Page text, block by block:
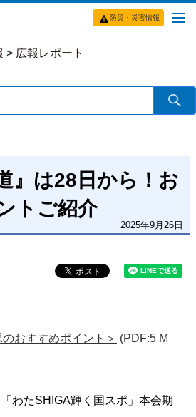
防災・災害情報
> 広報レポート
』は28日から！お
トご紹介
2025年9月26日
おすすめポイント＞ (PDF:5 M
わたSHIGA輝く国スポ」本会期